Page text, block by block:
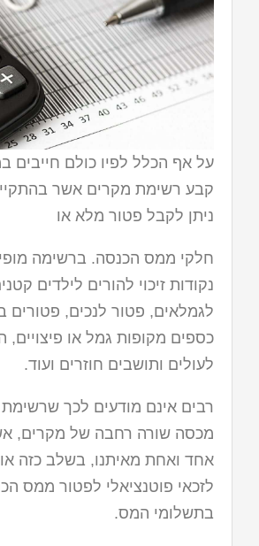
על אף הכלל לפיו כולם חייבים
קבע רשימת מקרים אשר
ניתן לקבל פטור מלא או
חלקי ממס הכנסה. ברשימה
נקודות זיכוי להורים לילדים
לגמלאים, פטור לנכים, פטורים
כספים מקופות גמל או
לעולים ותושבים חוזרים ועוד.
רבים אינם מודעים לכך
מכסה שורה רחבה של מקרים,
אחד ואחת מאיתנו, בשלב כזה
לזכאי פוטנציאלי לפטור ממס
בתשלומי המס.